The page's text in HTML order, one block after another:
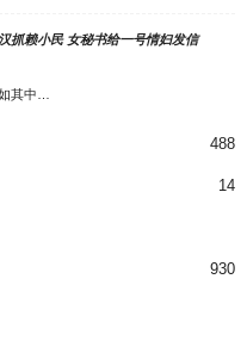
抓赖小民 女秘书给一号情妇发信
其中…
488
14
930